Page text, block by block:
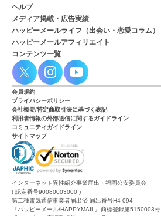
ヘルプ
メディア掲載・広告実績
ハッピーメールライフ（出会い・恋愛コラム）
ハッピーメールアフィリエイト
コンテンツ一覧
会員規約
プライバシーポリシー
会社概要/特定商取引法に基づく表記
利用者情報の外部送信に関するガイドライン
コミュニティガイドライン
サイトマップ
インターネット異性紹介事業届出・福岡公安委員会
( 認定番号90080003000 )
第二種電気通信事業者届出済 届出番号H4-094
『ハッピーメール/HAPPYMAIL』商標登録第5150003号